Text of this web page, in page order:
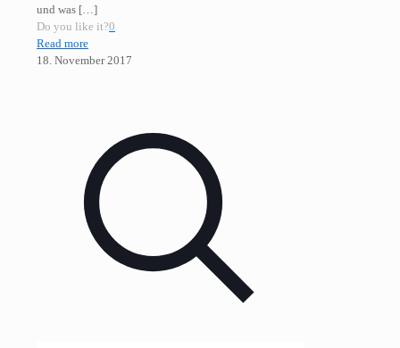
und was […]
Do you like it?0
Read more
18. November 2017